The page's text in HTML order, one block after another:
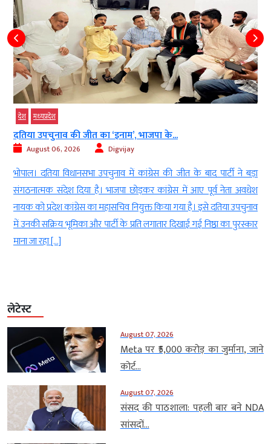
देश मध्‍यप्रदेश
दतिया उपचुनाव की जीत का ‘इनाम’, भाजपा के...
August 06, 2026 Digvijay
भोपाल। दतिया विधानसभा उपचुनाव में कांग्रेस की जीत के बाद पार्टी ने बड़ा
संगठनात्मक संदेश दिया है। भाजपा छोड़कर कांग्रेस में आए पूर्व नेता अवधेश
नायक को प्रदेश कांग्रेस का महासचिव नियुक्त किया गया है। इसे दतिया उपचुनाव
में उनकी सक्रिय भूमिका और पार्टी के प्रति लगातार दिखाई गई निष्ठा का पुरस्कार
माना जा रहा […]
लेटेस्ट
August 07, 2026
Meta पर ₹5,000 करोड़ का जुर्माना, जाने
कोर्ट...
August 07, 2026
संसद की पाठशाला: पहली बार बने NDA
सांसदों...